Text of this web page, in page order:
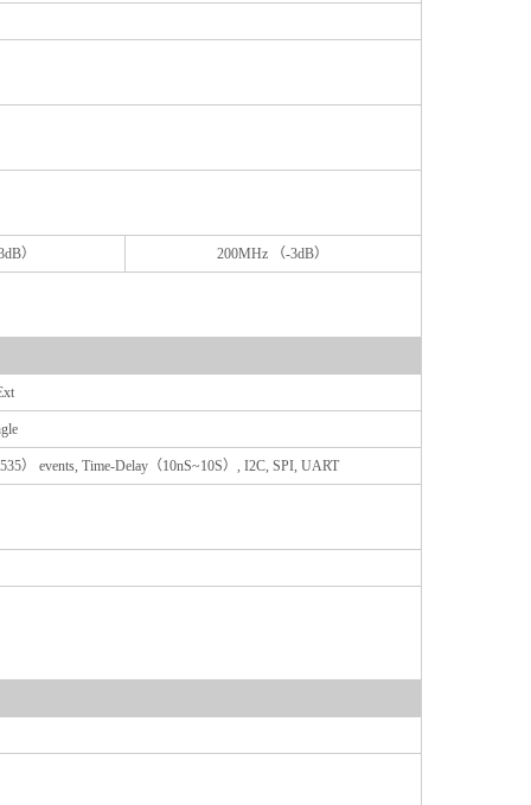
） 200MHz （-3dB）
） events, Time-Delay（10nS~10S）, I2C, SPI, UART